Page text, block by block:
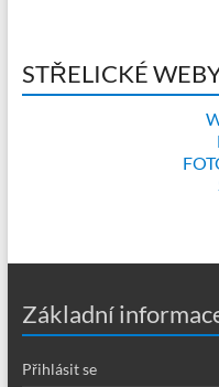
STŘELICKÉ
Základní
Přihlásit se